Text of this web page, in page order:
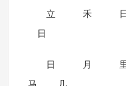
立 禾
日
日 月